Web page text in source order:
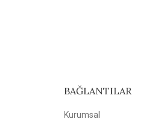
BAĞLANTILAR
Kurumsal